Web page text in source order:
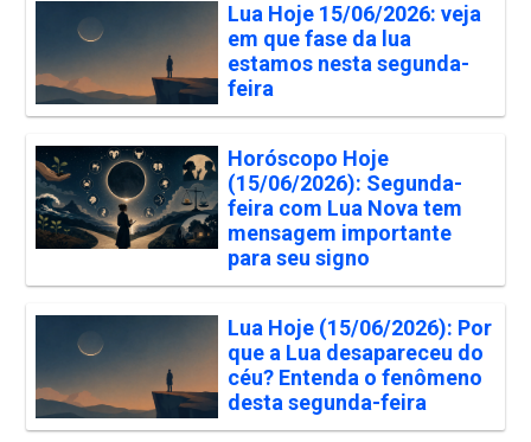
Lua Hoje 15/06/2026: veja
em que fase da lua
estamos nesta segunda-
feira
Horóscopo Hoje
(15/06/2026): Segunda-
feira com Lua Nova tem
mensagem importante
para seu signo
Lua Hoje (15/06/2026): Por
que a Lua desapareceu do
céu? Entenda o fenômeno
desta segunda-feira